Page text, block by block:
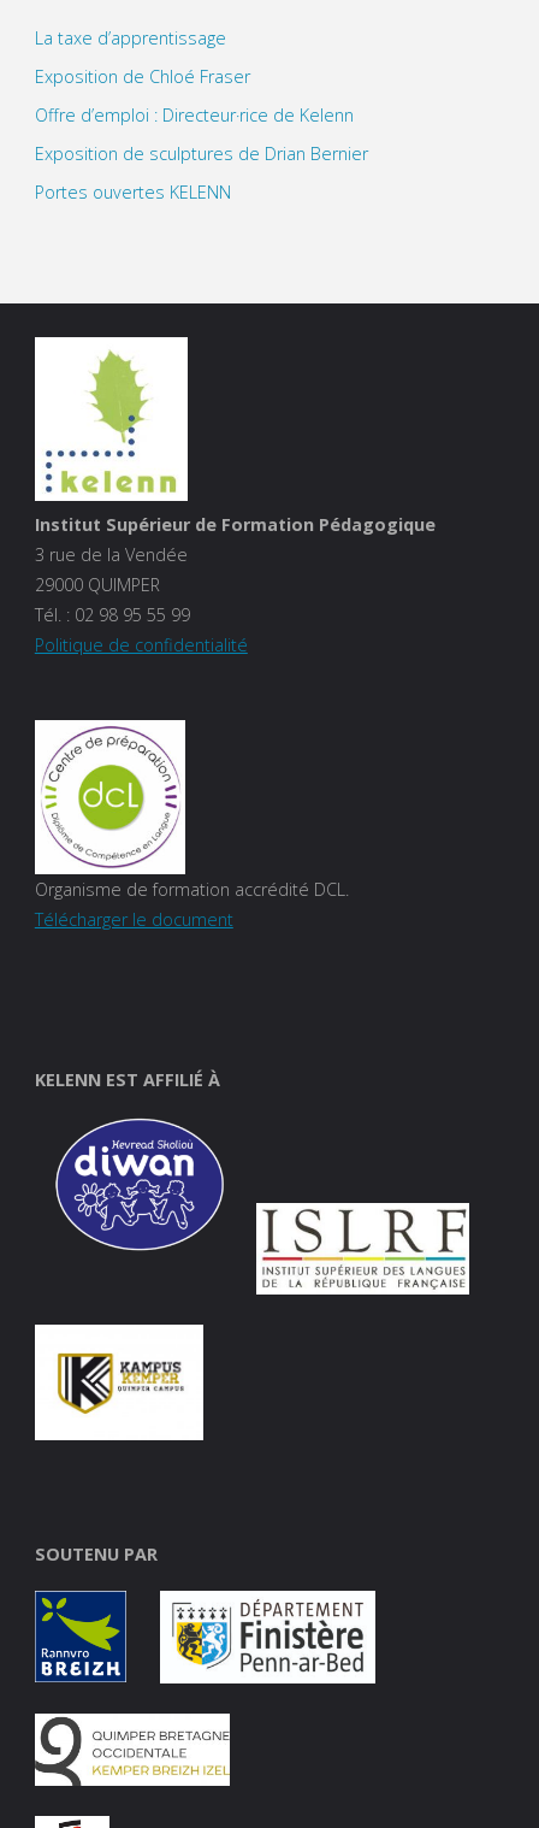
La taxe d’apprentissage
Exposition de Chloé Fraser
Offre d’emploi : Directeur·rice de Kelenn
Exposition de sculptures de Drian Bernier
Portes ouvertes KELENN
Institut Supérieur de Formation Pédagogique
3 rue de la Vendée
29000 QUIMPER
Tél. : 02 98 95 55 99
Politique de confidentialité
Organisme de formation accrédité DCL.
Télécharger le document
KELENN EST AFFILIÉ À
SOUTENU PAR